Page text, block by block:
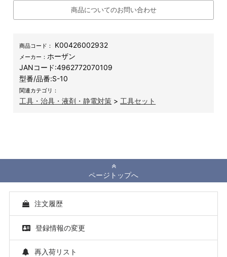
商品についてのお問い合わせ
商品コード： K00426002932
メーカー：ホーザン
JANコード:4962772070109
型番/品番:S-10
関連カテゴリ：
工具・治具・液剤・静電対策 > 工具セット
ページトップへ
注文履歴
登録情報の変更
再入荷リスト